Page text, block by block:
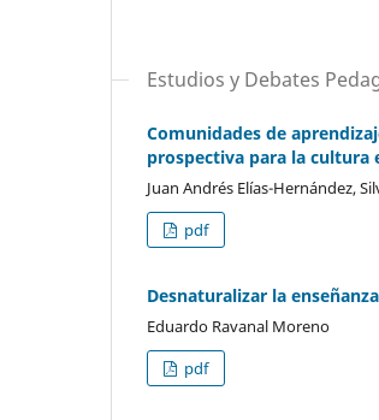
Estudios y Debates
Comunidades de
prospectiva para la cultura
Juan Andrés Elías-Hernández,
pdf
Desnaturalizar la
Eduardo Ravanal Moreno
pdf